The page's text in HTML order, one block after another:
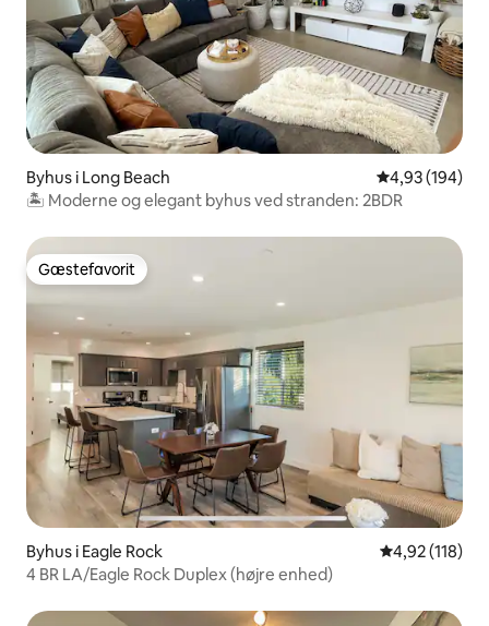
Byhus i Long Beach 4,93 ud af 5 i
4,93 (194)
🏝 Moderne og elegant byhus ved stranden: 2BDR
Gæstefavorit
Gæstefavorit
Byhus i Eagle Rock 4,92 ud af 5 i
4,92 (118)
4 BR LA/Eagle Rock Duplex (højre enhed)